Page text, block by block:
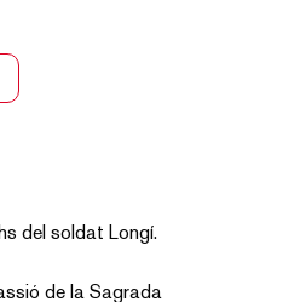
del soldat Longí.
de la Sagrada